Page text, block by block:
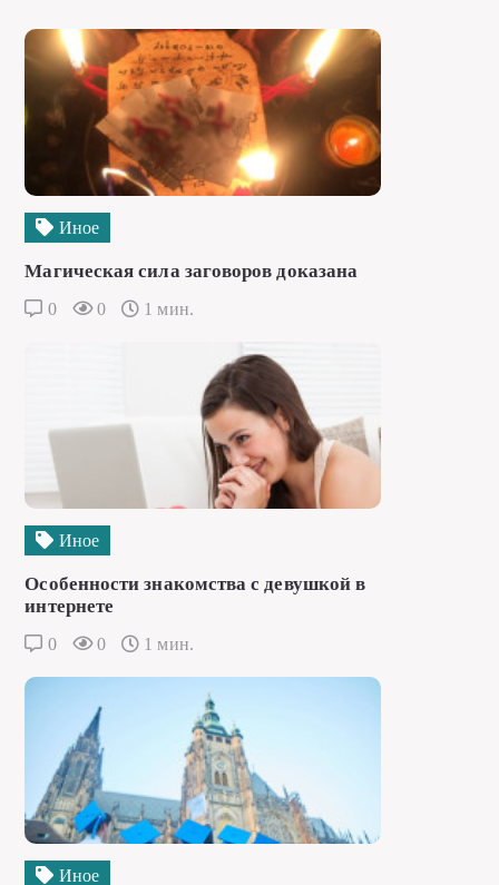
Иное
Магическая сила заговоров доказана
0 0 1 мин.
Иное
Особенности знакомства с девушкой в
интернете
0 0 1 мин.
Иное